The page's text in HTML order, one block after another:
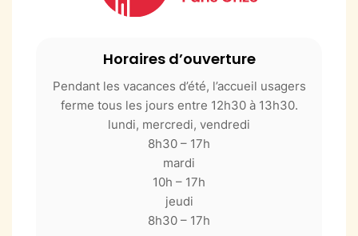
Horaires d’ouverture
Pendant les vacances d’été, l’accueil usagers
ferme tous les jours entre 12h30 à 13h30.
lundi, mercredi, vendredi
8h30 – 17h
mardi
10h – 17h
jeudi
8h30 – 17h